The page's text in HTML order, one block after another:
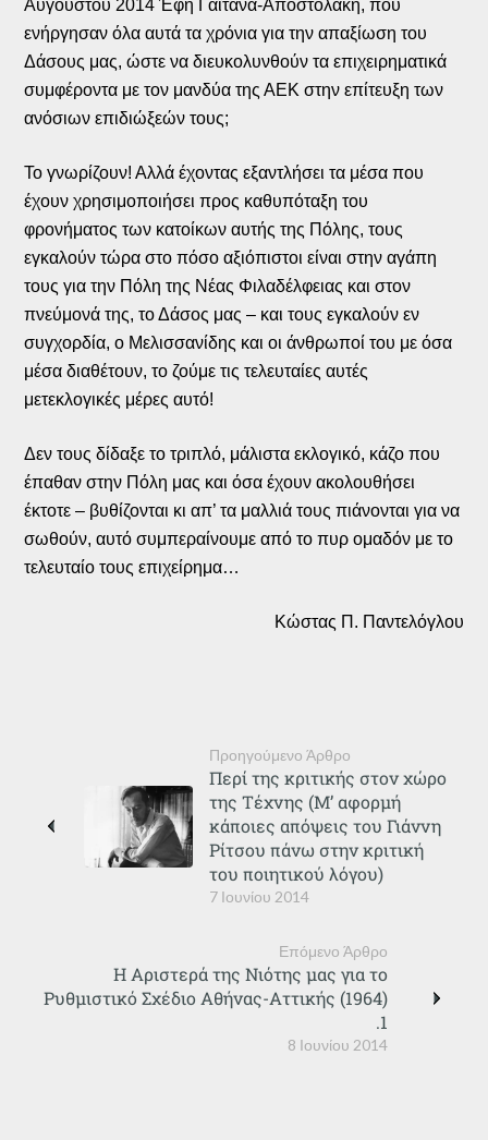
Αυγούστου 2014 Έφη Γαϊτανά-Αποστολάκη, που
ενήργησαν όλα αυτά τα χρόνια για την απαξίωση του
Δάσους μας, ώστε να διευκολυνθούν τα επιχειρηματικά
συμφέροντα με τον μανδύα της ΑΕΚ στην επίτευξη των
ανόσιων επιδιώξεών τους;
Το γνωρίζουν! Αλλά έχοντας εξαντλήσει τα μέσα που
έχουν χρησιμοποιήσει προς καθυπόταξη του
φρονήματος των κατοίκων αυτής της Πόλης, τους
εγκαλούν τώρα στο πόσο αξιόπιστοι είναι στην αγάπη
τους για την Πόλη της Νέας Φιλαδέλφειας και στον
πνεύμονά της, το Δάσος μας – και τους εγκαλούν εν
συγχορδία, ο Μελισσανίδης και οι άνθρωποί του με όσα
μέσα διαθέτουν, το ζούμε τις τελευταίες αυτές
μετεκλογικές μέρες αυτό!
Δεν τους δίδαξε το τριπλό, μάλιστα εκλογικό, κάζο που
έπαθαν στην Πόλη μας και όσα έχουν ακολουθήσει
έκτοτε – βυθίζονται κι απ’ τα μαλλιά τους πιάνονται για να
σωθούν, αυτό συμπεραίνουμε από το πυρ ομαδόν με το
τελευταίο τους επιχείρημα…
Κώστας Π. Παντελόγλου
Προηγούμενο Άρθρο
7 Ιουνίου 2014
Περί της κριτικής στον χώρο
της Τέχνης (Μ’ αφορμή
κάποιες απόψεις του Γιάννη
Ρίτσου πάνω στην κριτική
του ποιητικού λόγου)
Επόμενο Άρθρο
8 Ιουνίου 2014
Η Αριστερά της Νιότης μας για το
Ρυθμιστικό Σχέδιο Αθήνας-Αττικής (1964)
.1